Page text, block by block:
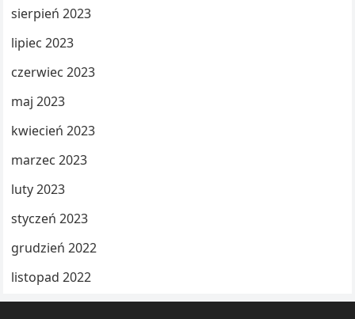
sierpień 2023
lipiec 2023
czerwiec 2023
maj 2023
kwiecień 2023
marzec 2023
luty 2023
styczeń 2023
grudzień 2022
listopad 2022